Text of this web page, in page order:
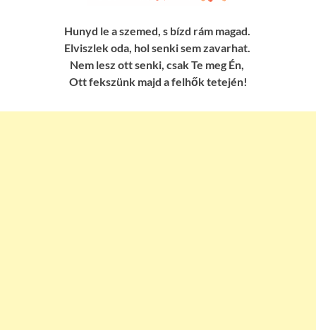
Hunyd le a szemed, s bízd rám magad.
Elviszlek oda, hol senki sem zavarhat.
Nem lesz ott senki, csak Te meg Én,
Ott fekszünk majd a felhők tetején!